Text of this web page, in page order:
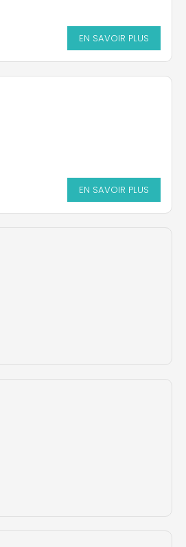
EN SAVOIR PLUS
EN SAVOIR PLUS